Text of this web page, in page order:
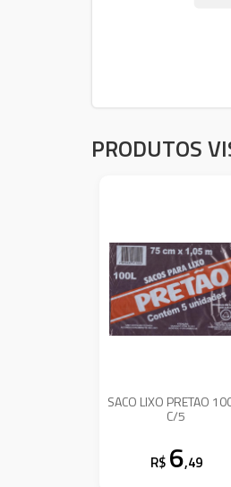
PRODUTOS
SACO LIXO PRETAO
C/5
R$ 6,49